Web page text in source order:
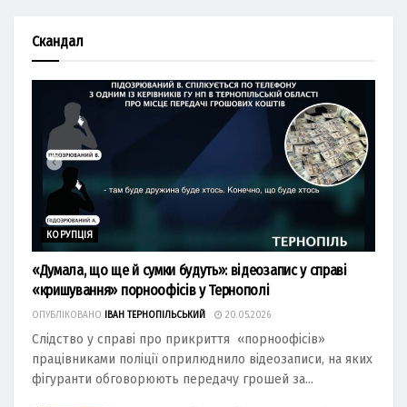
Скандал
КОРУПЦІЯ
«Думала, що ще й сумки будуть»: відеозапис у справі
«кришування» порноофісів у Тернополі
ОПУБЛІКОВАНО ІВАН ТЕРНОПІЛЬСЬКИЙ 20.05.2026
Слідство у справі про прикриття «порноофісів»
працівниками поліції оприлюднило відеозаписи, на яких
фігуранти обговорюють передачу грошей за...